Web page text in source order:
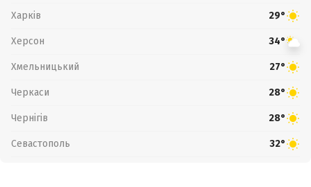
Харків 29°
Херсон 34°
Хмельницький 27°
Черкаси 28°
Чернігів 28°
Севастополь 32°